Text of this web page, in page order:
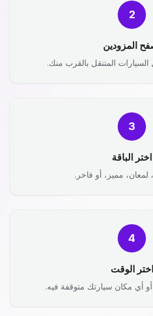
2
المزودين
المتنقل بالقرب منك.
3
اختر الباقة
لمعان، مميز، أو فاخر.
4
اختر الوقت
أي مكان سيارتك متوقفة فيه.